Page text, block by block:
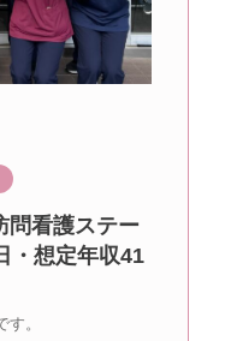
問看護ステー
・想定年収41
。